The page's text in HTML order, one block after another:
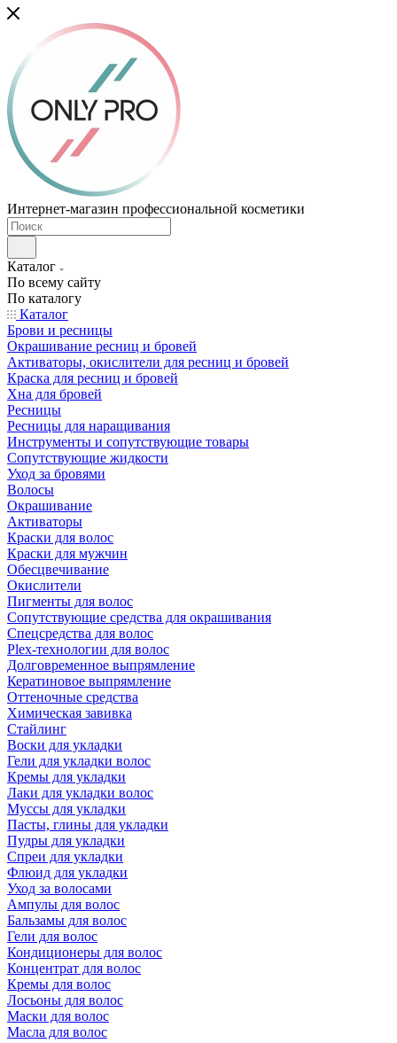
Интернет-магазин профессиональной косметики
Каталог
По всему сайту
По каталогу
Каталог
Брови и ресницы
Окрашивание ресниц и бровей
Активаторы, окислители для ресниц и бровей
Краска для ресниц и бровей
Хна для бровей
Ресницы
Ресницы для наращивания
Инструменты и сопутствующие товары
Сопутствующие жидкости
Уход за бровями
Волосы
Окрашивание
Активаторы
Краски для волос
Краски для мужчин
Обесцвечивание
Окислители
Пигменты для волос
Сопутствующие средства для окрашивания
Спецсредства для волос
Plex-технологии для волос
Долговременное выпрямление
Кератиновое выпрямление
Оттеночные средства
Химическая завивка
Стайлинг
Воски для укладки
Гели для укладки волос
Кремы для укладки
Лаки для укладки волос
Муссы для укладки
Пасты, глины для укладки
Пудры для укладки
Спреи для укладки
Флюид для укладки
Уход за волосами
Ампулы для волос
Бальзамы для волос
Гели для волос
Кондиционеры для волос
Концентрат для волос
Кремы для волос
Лосьоны для волос
Маски для волос
Масла для волос